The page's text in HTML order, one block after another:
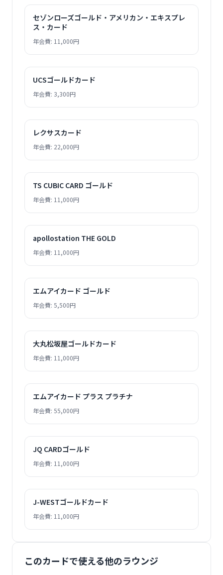
セゾンローズゴールド・アメリカン・エキスプレ
ス・カード
年会費: 11,000円
UCSゴールドカード
年会費: 3,300円
レクサスカード
年会費: 22,000円
TS CUBIC CARD ゴールド
年会費: 11,000円
apollostation THE GOLD
年会費: 11,000円
エムアイカード ゴールド
年会費: 5,500円
大丸松坂屋ゴールドカード
年会費: 11,000円
エムアイカード プラス プラチナ
年会費: 55,000円
JQ CARDゴールド
年会費: 11,000円
J-WESTゴールドカード
年会費: 11,000円
このカードで使える他のラウンジ